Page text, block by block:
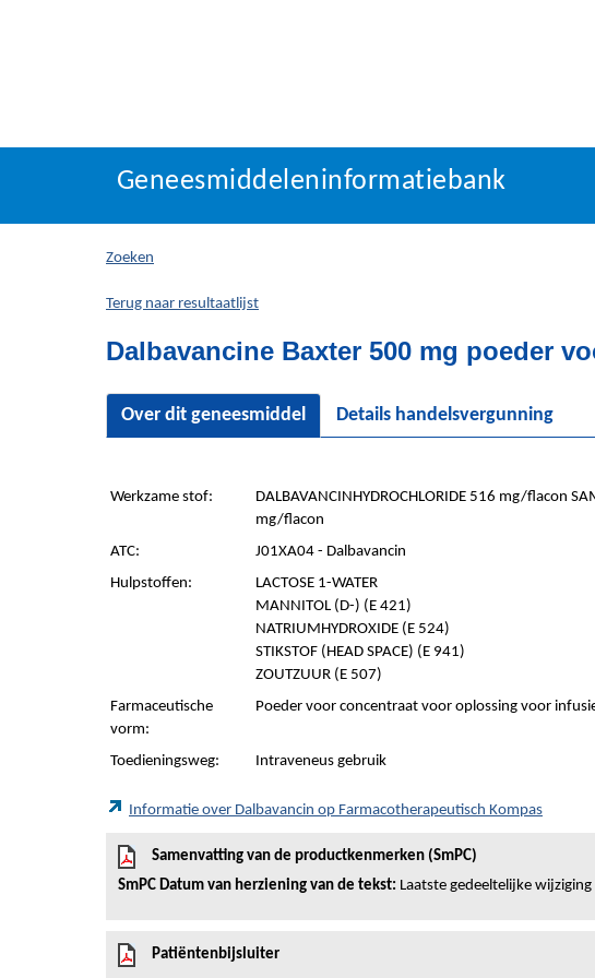
Geneesmiddeleninformatiebank
U
hier:
Geneesmiddeleninformatiebank
Zoeken
Terug naar resultaatlijst
Dalbavancine Baxter 500 mg poeder
Over dit geneesmiddel Details handelsvergunning
Werkzame stof:
DALBAVANCINHYDROCHLORIDE 516 mg/flacon
mg/flacon
ATC:
J01XA04 - Dalbavancin
Hulpstoffen:
LACTOSE 1-WATER
MANNITOL (D-) (E 421)
NATRIUMHYDROXIDE (E 524)
STIKSTOF (HEAD SPACE) (E 941)
ZOUTZUUR (E 507)
Farmaceutische
vorm:
Poeder voor concentraat voor oplossing voor
Toedieningsweg: Intraveneus gebruik
Informatie over Dalbavancin op Farmacotherapeutisch Kompas
Samenvatting van de productkenmerken (SmPC)
SmPC Datum van herziening van de tekst: Laatste gedeeltelijke
Patiëntenbijsluiter